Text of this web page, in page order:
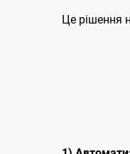
Це рішення